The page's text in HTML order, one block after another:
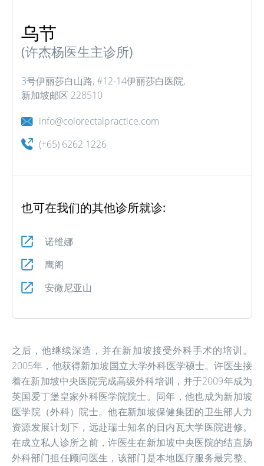
乌节
(许杰杨医生主诊所)
3号伊丽莎白山路, #12-14伊丽莎白医院,
新加坡邮区 228510
info@colorectalpractice.com
(+65) 6262 1226
也可在我们的其他诊所就诊:
诺维娜
鹰阁
安微尼亚山
之后，他继续深造，并在新加坡接受外科手术的培训。
2005年，他获得新加坡国立大学外科医学硕士。许医生接
着在新加坡中央医院完成高级外科培训，并于2009年成为
英国爱丁堡皇家外科医学院院士。同年，他也成为新加坡
医学院（外科）院士。他在新加坡保健集团的卫生部人力
资源发展计划下，远赴瑞士知名的日内瓦大学医院进修。
在成立私人诊所之前，许医生在新加坡中央医院的结直肠
外科部门担任顾问医生，该部门是本地医疗服务最完整、